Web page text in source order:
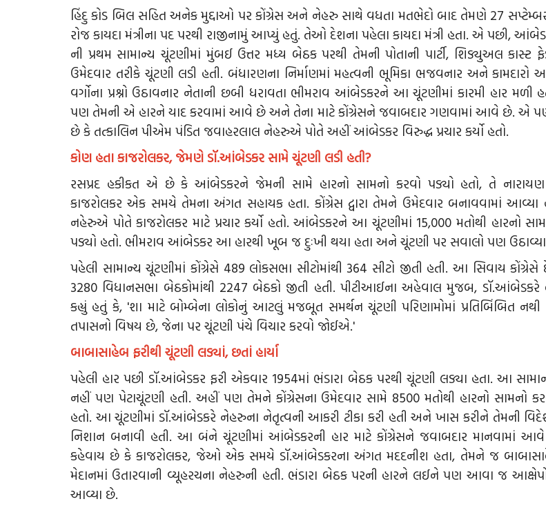
હિંદુ કોડ બિલ સહિત અનેક મુદ્દાઓ પર કોંગ્રેસ અને નેહરુ સાથે વધતા મતભેદો બાદ તેમણે 27
રોજ કાયદા મંત્રીના પદ પરથી રાજીનામું આપ્યું હતું. તેઓ દેશના પહેલા કાયદા મંત્રી હતા. એ પછી,
ની પ્રથમ સામાન્ય ચૂંટણીમાં મુંબઈ ઉત્તર મધ્ય બેઠક પરથી તેમની પોતાની પાર્ટી, શિડ્યુઅલ કાસ્ટ
ઉમેદવાર તરીકે ચૂંટણી લડી હતી. બંધારણના નિર્માણમાં મહત્વની ભૂમિકા ભજવનાર અને કામદારો
વર્ગોના પ્રશ્નો ઉઠાવનાર નેતાની છબી ધરાવતા ભીમરાવ આંબેડકરને આ ચૂંટણીમાં કારમી હાર
પણ તેમની એ હારને યાદ કરવામાં આવે છે અને તેના માટે કોંગ્રેસને જવાબદાર ગણવામાં આવે છે. એ
છે કે તત્કાલિન પીએમ પંડિત જવાહરલાલ નેહરુએ પોતે અહીં આંબેડકર વિરુદ્ધ પ્રચાર કર્યો હતો.
કોણ હતા કાજરોલકર, જેમણે ડૉ.આંબેડકર સામે ચૂંટણી લડી હતી?
રસપ્રદ હકીકત એ છે કે આંબેડકરને જેમની સામે હારનો સામનો કરવો પડ્યો હતો, તે નારાયણ
કાજરોલકર એક સમયે તેમના અંગત સહાયક હતા. કોંગ્રેસ દ્વારા તેમને ઉમેદવાર બનાવવામાં
નહેરુએ પોતે કાજરોલકર માટે પ્રચાર કર્યો હતો. આંબેડકરને આ ચૂંટણીમાં 15,000 મતોથી હારનો
પડ્યો હતો. ભીમરાવ આંબેડકર આ હારથી ખૂબ જ દુઃખી થયા હતા અને ચૂંટણી પર સવાલો પણ ઉઠાવ્યા
પહેલી સામાન્ય ચૂંટણીમાં કોંગ્રેસે 489 લોકસભા સીટોમાંથી 364 સીટો જીતી હતી. આ સિવાય
3280 વિધાનસભા બેઠકોમાંથી 2247 બેઠકો જીતી હતી. પીટીઆઈના અહેવાલ મુજબ, ડૉ.આંબેડકરે
કહ્યું હતું કે, 'શા માટે બોમ્બેના લોકોનું આટલું મજબૂત સમર્થન ચૂંટણી પરિણામોમાં પ્રતિબિંબિત
તપાસનો વિષય છે, જેના પર ચૂંટણી પંચે વિચાર કરવો જોઈએ.'
બાબાસાહેબ ફરીથી ચૂંટણી લડ્યાં, છતાં હાર્યા
પહેલી હાર પછી ડૉ.આંબેડકર ફરી એકવાર 1954માં ભંડારા બેઠક પરથી ચૂંટણી લડ્યા હતા. આ
નહીં પણ પેટાચૂંટણી હતી. અહીં પણ તેમને કોંગ્રેસના ઉમેદવાર સામે 8500 મતોથી હારનો સામનો
હતો. આ ચૂંટણીમાં ડૉ.આંબેડકરે નેહરુના નેતૃત્વની આકરી ટીકા કરી હતી અને ખાસ કરીને તેમની
નિશાન બનાવી હતી. આ બંને ચૂંટણીમાં આંબેડકરની હાર માટે કોંગ્રેસને જવાબદાર માનવામાં
કહેવાય છે કે કાજરોલકર, જેઓ એક સમયે ડૉ.આંબેડકરના અંગત મદદનીશ હતા, તેમને જ
મેદાનમાં ઉતારવાની વ્યૂહરચના નેહરુની હતી. ભંડારા બેઠક પરની હારને લઈને પણ આવા જ આક્ષેપો
આવ્યા છે.